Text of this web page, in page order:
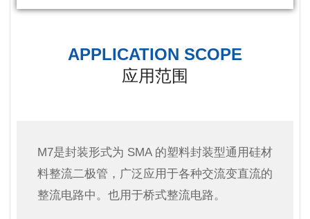
APPLICATION SCOPE
应用范围
M7是封装形式为 SMA 的塑料封装型通用硅材
料整流二极管，广泛应用于各种交流变直流的
整流电路中。也用于桥式整流电路。